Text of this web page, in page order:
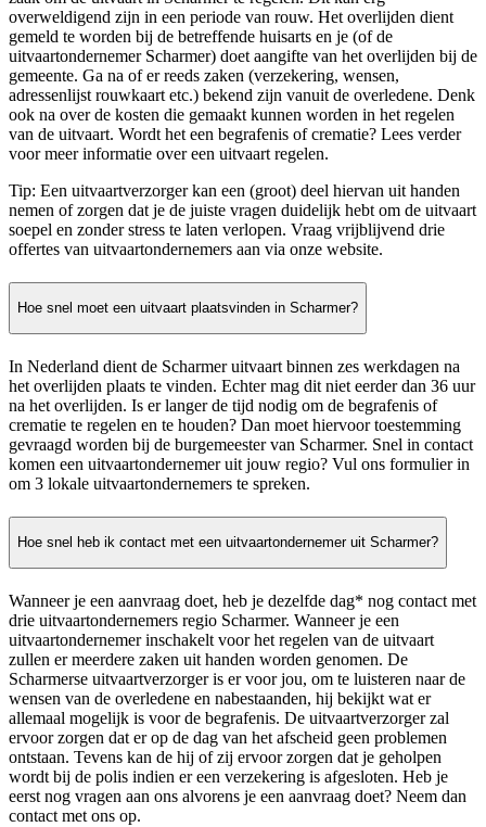
overweldigend zijn in een periode van rouw. Het overlijden dient
gemeld te worden bij de betreffende huisarts en je (of de
uitvaartondernemer Scharmer) doet aangifte van het overlijden bij de
gemeente. Ga na of er reeds zaken (verzekering, wensen,
adressenlijst rouwkaart etc.) bekend zijn vanuit de overledene. Denk
ook na over de kosten die gemaakt kunnen worden in het regelen
van de uitvaart. Wordt het een begrafenis of crematie? Lees verder
voor meer informatie over een uitvaart regelen.
Tip: Een uitvaartverzorger kan een (groot) deel hiervan uit handen
nemen of zorgen dat je de juiste vragen duidelijk hebt om de uitvaart
soepel en zonder stress te laten verlopen. Vraag vrijblijvend drie
offertes van uitvaartondernemers aan via onze website.
Hoe snel moet een uitvaart plaatsvinden in Scharmer?
In Nederland dient de Scharmer uitvaart binnen zes werkdagen na
het overlijden plaats te vinden. Echter mag dit niet eerder dan 36 uur
na het overlijden. Is er langer de tijd nodig om de begrafenis of
crematie te regelen en te houden? Dan moet hiervoor toestemming
gevraagd worden bij de burgemeester van Scharmer. Snel in contact
komen een uitvaartondernemer uit jouw regio? Vul ons formulier in
om 3 lokale uitvaartondernemers te spreken.
Hoe snel heb ik contact met een uitvaartondernemer uit Scharmer?
Wanneer je een aanvraag doet, heb je dezelfde dag* nog contact met
drie uitvaartondernemers regio Scharmer. Wanneer je een
uitvaartondernemer inschakelt voor het regelen van de uitvaart
zullen er meerdere zaken uit handen worden genomen. De
Scharmerse uitvaartverzorger is er voor jou, om te luisteren naar de
wensen van de overledene en nabestaanden, hij bekijkt wat er
allemaal mogelijk is voor de begrafenis. De uitvaartverzorger zal
ervoor zorgen dat er op de dag van het afscheid geen problemen
ontstaan. Tevens kan de hij of zij ervoor zorgen dat je geholpen
wordt bij de polis indien er een verzekering is afgesloten. Heb je
eerst nog vragen aan ons alvorens je een aanvraag doet? Neem dan
contact met ons op.